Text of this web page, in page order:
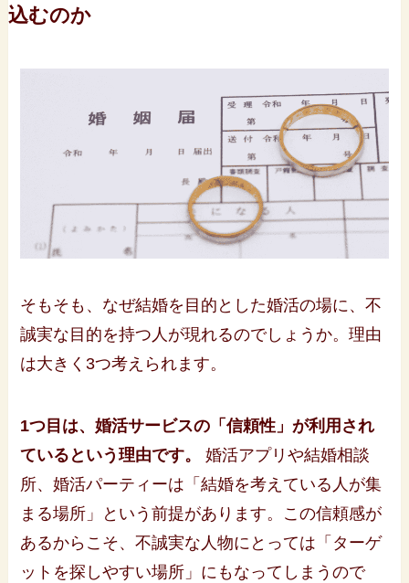
込むのか
そもそも、なぜ結婚を目的とした婚活の場に、不
誠実な目的を持つ人が現れるのでしょうか。理由
は大きく3つ考えられます。
1つ目は、婚活サービスの「信頼性」が利用され
ているという理由です。
婚活アプリや結婚相談
所、婚活パーティーは「結婚を考えている人が集
まる場所」という前提があります。この信頼感が
あるからこそ、不誠実な人物にとっては「ターゲ
ットを探しやすい場所」にもなってしまうので